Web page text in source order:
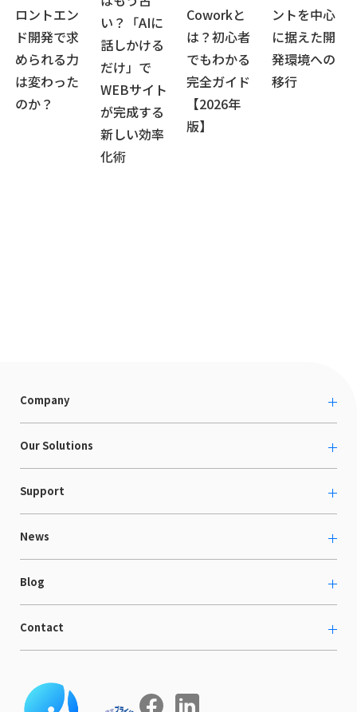
ロントエン
ド開発で求
められる力
は変わった
のか？
い？「AIに
話しかける
だけ」で
WEBサイト
が完成する
新しい効率
化術
Coworkと
は？初心者
でもわかる
完全ガイド
【2026年
版】
ントを中心
に据えた開
発環境への
移行
Company
About us
カルチャー
採用情報
Our Solutions
越境ECコンサルティング
Shopee支援
LaunchCart
海外向けホームページ制作
COMPE NAVI
Support
お役立ち資料
セミナー情報
News
プレスリリース
イベント
ニュース
Blog
ECブログ
開発ブログ
イベントレポート
Contact